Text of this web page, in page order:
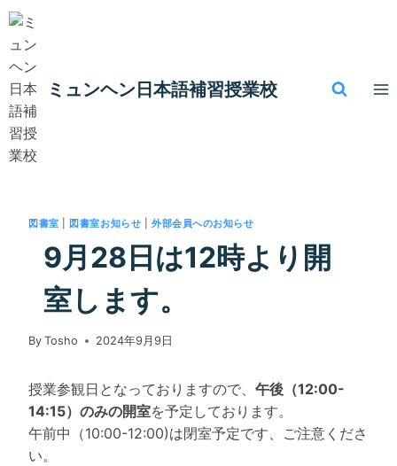
内
を
キ
ッ
プ
ミュンヘン​日本語補習授業校
図書室 図書室お知らせ 外部会員へのお知らせ
9月28日は12時より開
室します。
By Tosho 2024年9月9日
授業参観日となっておりますので、 午後（12:00-
14:15）のみの開室を予定しております。
午前中（10:00-12:00)は閉室予定です、ご注意くださ
い。